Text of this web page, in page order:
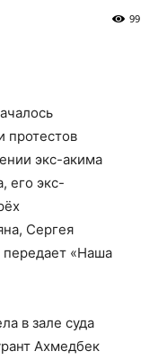
99
протестов
экс-акима
его экс-
Сергея
передает «Наша
в зале суда
Ахмедбек